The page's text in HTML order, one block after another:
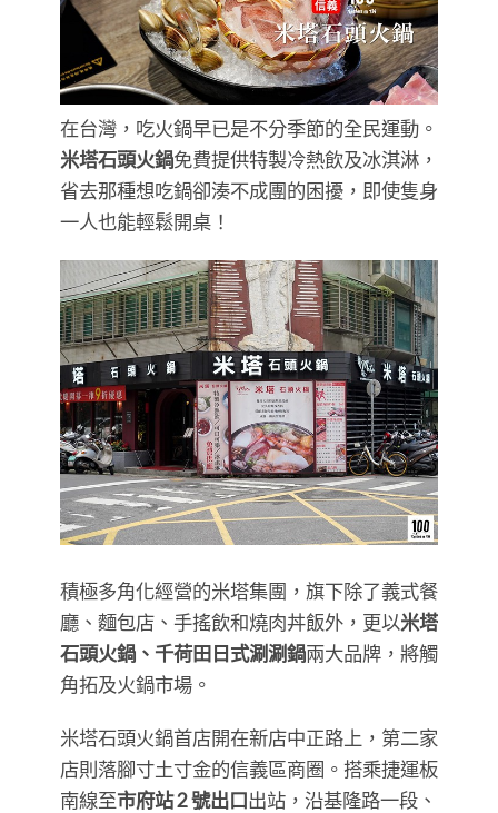
在台灣，吃火鍋早已是不分季節的全民運動。
米塔石頭火鍋免費提供特製冷熱飲及冰淇淋，
省去那種想吃鍋卻湊不成團的困擾，即使隻身
一人也能輕鬆開桌！
積極多角化經營的米塔集團，旗下除了義式餐
廳、麵包店、手搖飲和燒肉丼飯外，更以米塔
石頭火鍋、千荷田日式涮涮鍋兩大品牌，將觸
角拓及火鍋市場。
米塔石頭火鍋首店開在新店中正路上，第二家
店則落腳寸土寸金的信義區商圈。搭乘捷運板
南線至市府站 2 號出口出站，沿基隆路一段、